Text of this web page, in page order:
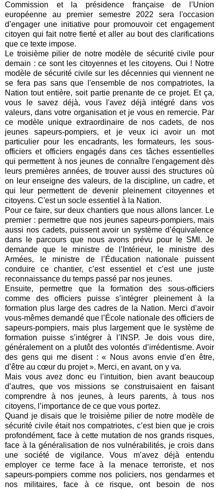
Commission et la présidence française de l’Union
européenne au premier semestre 2022 sera l'occasion
d’engager une initiative pour promouvoir cet engagement
citoyen qui fait notre fierté et aller au bout des clarifications
que ce texte impose.
Le troisième pilier de notre modèle de sécurité civile pour
demain : ce sont les citoyennes et les citoyens. Oui ! Notre
modèle de sécurité civile sur les décennies qui viennent ne
se fera pas sans que l'ensemble de nos compatriotes, la
Nation tout entière, soit partie prenante de ce projet. Et ça,
vous le savez déjà, vous l'avez déjà intégré dans vos
valeurs, dans votre organisation et je vous en remercie. Par
ce modèle unique extraordinaire de nos cadets, de nos
jeunes sapeurs-pompiers, et je veux ici avoir un mot
particulier pour les encadrants, les formateurs, les sous-
officiers et officiers engagés dans ces tâches essentielles
qui permettent à nos jeunes de connaître l'engagement dès
leurs premières années, de trouver aussi des structures où
on leur enseigne des valeurs, de la discipline, un cadre, et
qui leur permettent de devenir pleinement citoyennes et
citoyens. C'est un socle essentiel à la Nation.
Pour ce faire, sur deux chantiers que nous allons lancer. Le
premier : permettre que nos jeunes sapeurs-pompiers, mais
aussi nos cadets, puissent avoir un système d’équivalence
dans le parcours que nous avons prévu pour le SMI. Je
demande que le ministre de l’Intérieur, le ministre des
Armées, le ministre de l’Éducation nationale puissent
conduire ce chantier, c’est essentiel et c’est une juste
reconnaissance du temps passé par nos jeunes.
Ensuite, permettre que la formation des sous-officiers
comme des officiers puisse s’intégrer pleinement à la
formation plus large des cadres de la Nation. Merci d’avoir
vous-mêmes demandé que l’École nationale des officiers de
sapeurs-pompiers, mais plus largement que le système de
formation puisse s’intégrer à l’INSP. Je dois vous dire,
généralement on a plutôt des volontés d’irrédentisme. Avoir
des gens qui me disent : « Nous avons envie d’en être,
d’être au cœur du projet ». Merci, en avant, on y va.
Mais vous avez donc eu l’intuition, bien avant beaucoup
d’autres, que vos missions se construisaient en faisant
comprendre à nos jeunes, à leurs parents, à tous nos
citoyens, l’importance de ce que vous portez.
Quand je disais que le troisième pilier de notre modèle de
sécurité civile était nos compatriotes, c’est bien que je crois
profondément, face à cette mutation de nos grands risques,
face à la généralisation de nos vulnérabilités, je crois dans
une société de vigilance. Vous m’avez déjà entendu
employer ce terme face à la menace terroriste, et nos
sapeurs-pompiers comme nos policiers, nos gendarmes et
nos militaires, face à ce risque, ont besoin de nos